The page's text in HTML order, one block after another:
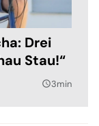
Drei
Stau!“
query_builder3min